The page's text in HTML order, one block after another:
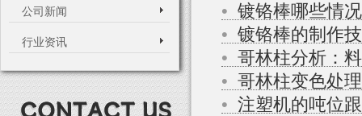
公司新闻
行业资讯
• 镀铬棒哪些情
• 镀铬棒的制作
• 哥林柱分析：
• 哥林柱变色处
• 注塑机的吨位